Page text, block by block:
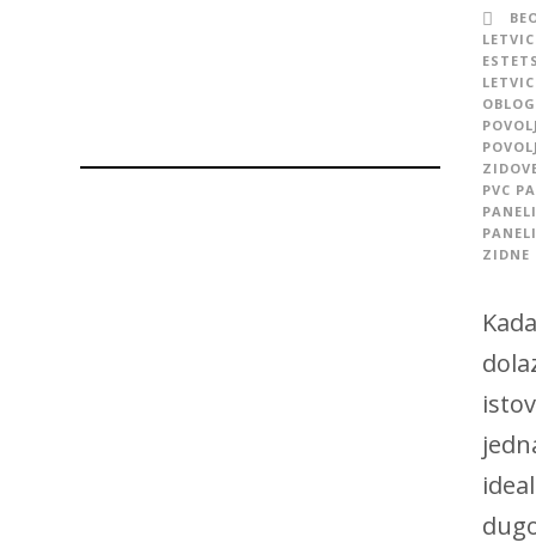
PVC
PANELI
ZIDNE